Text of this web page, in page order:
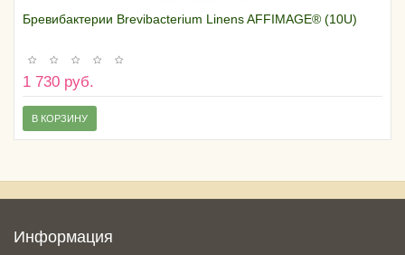
Бревибактерии Brevibacterium Linens AFFIMAGE® (10U)
1 730 руб.
В КОРЗИНУ
Информация